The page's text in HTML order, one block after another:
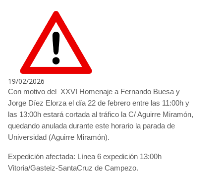
19/02/2026
Con motivo del XXVI Homenaje a Fernando Buesa y
Jorge Díez Elorza el día 22 de febrero entre las 11:00h y
las 13:00h estará cortada al tráfico la C/ Aguirre Miramón,
quedando anulada durante este horario la parada de
Universidad (Aguirre Miramón).
Expedición afectada: Línea 6 expedición 13:00h
Vitoria/Gasteiz-SantaCruz de Campezo.